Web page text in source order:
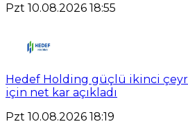
Pzt 10.08.2026 18:55
Hedef Holding güçlü ikinci
için net kar açıkladı
Pzt 10.08.2026 18:19